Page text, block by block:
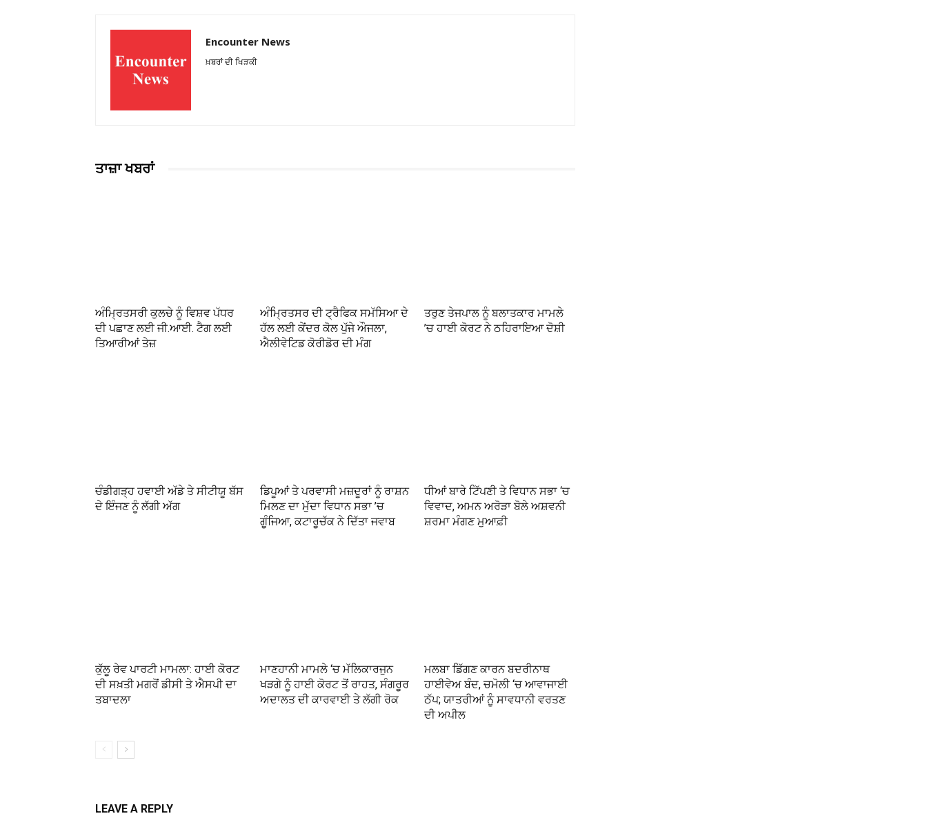
Encounter News
ਖ਼ਬਰਾਂ ਦੀ ਖਿੜਕੀ
ਤਾਜ਼ਾ ਖਬਰਾਂ
ਅੰਮ੍ਰਿਤਸਰੀ ਕੁਲਚੇ ਨੂੰ ਵਿਸ਼ਵ ਪੱਧਰ
ਦੀ ਪਛਾਣ ਲਈ ਜੀ.ਆਈ. ਟੈਗ ਲਈ
ਤਿਆਰੀਆਂ ਤੇਜ਼
ਅੰਮ੍ਰਿਤਸਰ ਦੀ ਟ੍ਰੈਫਿਕ ਸਮੱਸਿਆ ਦੇ
ਹੱਲ ਲਈ ਕੇਂਦਰ ਕੋਲ ਪੁੱਜੇ ਔਜਲਾ,
ਐਲੀਵੇਟਿਡ ਕੋਰੀਡੋਰ ਦੀ ਮੰਗ
ਤਰੁਣ ਤੇਜਪਾਲ ਨੂੰ ਬਲਾਤਕਾਰ ਮਾਮਲੇ
’ਚ ਹਾਈ ਕੋਰਟ ਨੇ ਠਹਿਰਾਇਆ ਦੋਸ਼ੀ
ਚੰਡੀਗੜ੍ਹ ਹਵਾਈ ਅੱਡੇ ਤੇ ਸੀਟੀਯੂ ਬੱਸ
ਦੇ ਇੰਜਣ ਨੂੰ ਲੱਗੀ ਅੱਗ
ਡਿਪੂਆਂ ਤੇ ਪਰਵਾਸੀ ਮਜ਼ਦੂਰਾਂ ਨੂੰ ਰਾਸ਼ਨ
ਮਿਲਣ ਦਾ ਮੁੱਦਾ ਵਿਧਾਨ ਸਭਾ ’ਚ
ਗੂੰਜਿਆ, ਕਟਾਰੂਚੱਕ ਨੇ ਦਿੱਤਾ ਜਵਾਬ
ਧੀਆਂ ਬਾਰੇ ਟਿੱਪਣੀ ਤੇ ਵਿਧਾਨ ਸਭਾ ‘ਚ
ਵਿਵਾਦ, ਅਮਨ ਅਰੋੜਾ ਬੋਲੇ ਅਸ਼ਵਨੀ
ਸ਼ਰਮਾ ਮੰਗਣ ਮੁਆਫ਼ੀ
ਕੁੱਲੂ ਰੇਵ ਪਾਰਟੀ ਮਾਮਲਾ: ਹਾਈ ਕੋਰਟ
ਦੀ ਸਖ਼ਤੀ ਮਗਰੋਂ ਡੀਸੀ ਤੇ ਐਸਪੀ ਦਾ
ਤਬਾਦਲਾ
ਮਾਣਹਾਨੀ ਮਾਮਲੇ ‘ਚ ਮੱਲਿਕਾਰਜੁਨ
ਖੜਗੇ ਨੂੰ ਹਾਈ ਕੋਰਟ ਤੋਂ ਰਾਹਤ, ਸੰਗਰੂਰ
ਅਦਾਲਤ ਦੀ ਕਾਰਵਾਈ ਤੇ ਲੱਗੀ ਰੋਕ
ਮਲਬਾ ਡਿੱਗਣ ਕਾਰਨ ਬਦਰੀਨਾਥ
ਹਾਈਵੇਅ ਬੰਦ, ਚਮੋਲੀ ‘ਚ ਆਵਾਜਾਈ
ਠੱਪ; ਯਾਤਰੀਆਂ ਨੂੰ ਸਾਵਧਾਨੀ ਵਰਤਣ
ਦੀ ਅਪੀਲ
LEAVE A REPLY